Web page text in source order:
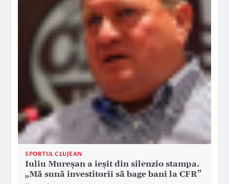
SPORTUL CLUJEAN
Iuliu Mureșan a ieșit din silenzio stampa.
„Mă sună investitorii să bage bani la CFR”